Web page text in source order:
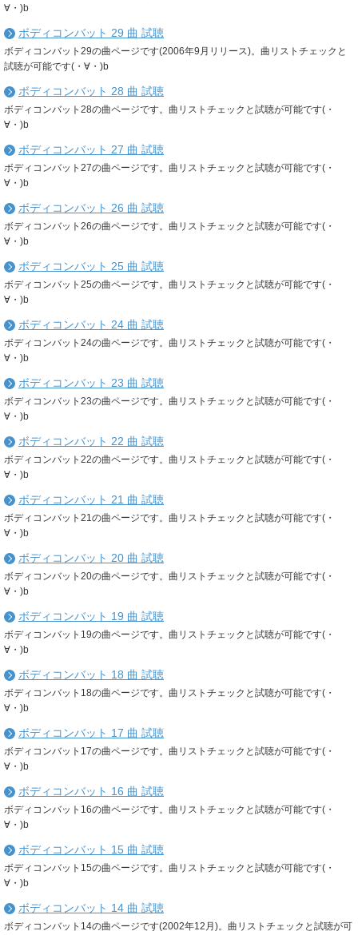
∀・)b
ボディコンバット 29 曲 試聴
ボディコンバット29の曲ページです(2006年9月リリース)。曲リストチェックと
試聴が可能です(・∀・)b
ボディコンバット 28 曲 試聴
ボディコンバット28の曲ページです。曲リストチェックと試聴が可能です(・
∀・)b
ボディコンバット 27 曲 試聴
ボディコンバット27の曲ページです。曲リストチェックと試聴が可能です(・
∀・)b
ボディコンバット 26 曲 試聴
ボディコンバット26の曲ページです。曲リストチェックと試聴が可能です(・
∀・)b
ボディコンバット 25 曲 試聴
ボディコンバット25の曲ページです。曲リストチェックと試聴が可能です(・
∀・)b
ボディコンバット 24 曲 試聴
ボディコンバット24の曲ページです。曲リストチェックと試聴が可能です(・
∀・)b
ボディコンバット 23 曲 試聴
ボディコンバット23の曲ページです。曲リストチェックと試聴が可能です(・
∀・)b
ボディコンバット 22 曲 試聴
ボディコンバット22の曲ページです。曲リストチェックと試聴が可能です(・
∀・)b
ボディコンバット 21 曲 試聴
ボディコンバット21の曲ページです。曲リストチェックと試聴が可能です(・
∀・)b
ボディコンバット 20 曲 試聴
ボディコンバット20の曲ページです。曲リストチェックと試聴が可能です(・
∀・)b
ボディコンバット 19 曲 試聴
ボディコンバット19の曲ページです。曲リストチェックと試聴が可能です(・
∀・)b
ボディコンバット 18 曲 試聴
ボディコンバット18の曲ページです。曲リストチェックと試聴が可能です(・
∀・)b
ボディコンバット 17 曲 試聴
ボディコンバット17の曲ページです。曲リストチェックと試聴が可能です(・
∀・)b
ボディコンバット 16 曲 試聴
ボディコンバット16の曲ページです。曲リストチェックと試聴が可能です(・
∀・)b
ボディコンバット 15 曲 試聴
ボディコンバット15の曲ページです。曲リストチェックと試聴が可能です(・
∀・)b
ボディコンバット 14 曲 試聴
ボディコンバット14の曲ページです(2002年12月)。曲リストチェックと試聴が可